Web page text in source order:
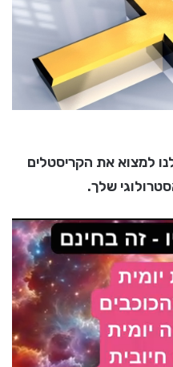
למצוא את הקריסטלים
שלך.